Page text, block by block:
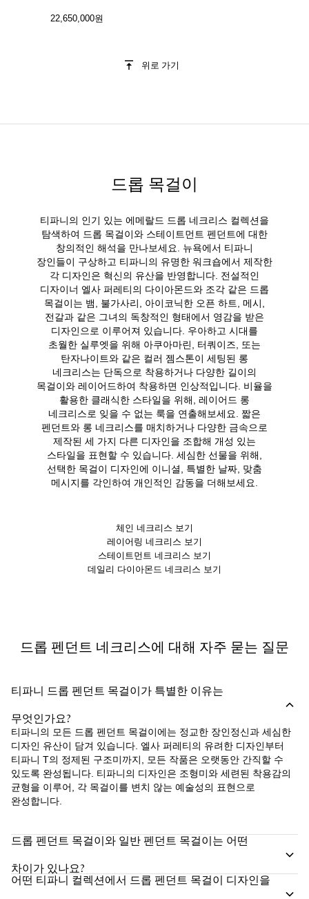
22,650,000원
위로 가기
드롭 목걸이
티파니의 인기 있는 에메랄드 드롭 네크리스 컬렉션을
탐색하여 드롭 목걸이와 스테이트먼트 펜던트에 대한
창의적인 해석을 만나보세요. 뉴욕에서 티파니
장인들이 구상하고 티파니의 유명한 워크숍에서 제작한
각 디자인은 혁신의 유산을 반영합니다. 전설적인
디자이너 엘사 퍼레티의 다이아몬드와 조각 같은 드롭
목걸이는 뱀, 불가사리, 아이코닉한 오픈 하트, 메시,
전갈과 같은 그녀의 독창적인 형태에서 영감을 받은
디자인으로 이루어져 있습니다. 우아하고 시대를
초월한 실루엣을 위해 아쿠아마린, 터쿼이즈, 또는
탄자나이트와 같은 컬러 젬스톤이 세팅된 롱
네크리스는 단독으로 착용하거나 다양한 길이의
목걸이와 레이어드하여 착용하면 인상적입니다. 비율을
활용한 클래식한 스타일을 위해, 레이어드 롱
네크리스로 잊을 수 없는 룩을 연출해보세요. 짧은
펜던트와 롱 네크리스를 매치하거나 다양한 금속으로
제작된 세 가지 다른 디자인을 조합해 개성 있는
스타일을 표현할 수 있습니다. 세심한 선물을 위해,
선택한 목걸이 디자인에 이니셜, 특별한 날짜, 맞춤
메시지를 각인하여 개인적인 감동을 더해보세요.
체인 네크리스 보기
레이어링 네크리스 보기
스테이트먼트 네크리스 보기
데일리 다이아몬드 네크리스 보기
드롭 펜던트 네크리스에 대해 자주 묻는 질문
티파니 드롭 펜던트 목걸이가 특별한 이유는
무엇인가요?
티파니의 모든 드롭 펜던트 목걸이에는 정교한 장인정신과 세심한
디자인 유산이 담겨 있습니다. 엘사 퍼레티의 유려한 디자인부터
티파니 T의 정제된 구조미까지, 모든 작품은 오랫동안 간직할 수
있도록 완성됩니다. 티파니의 디자인은 조형미와 세련된 착용감의
균형을 이루어, 각 목걸이를 변치 않는 예술성의 표현으로
완성합니다.
드롭 펜던트 목걸이와 일반 펜던트 목걸이는 어떤
차이가 있나요?
어떤 티파니 컬렉션에서 드롭 펜던트 목걸이 디자인을